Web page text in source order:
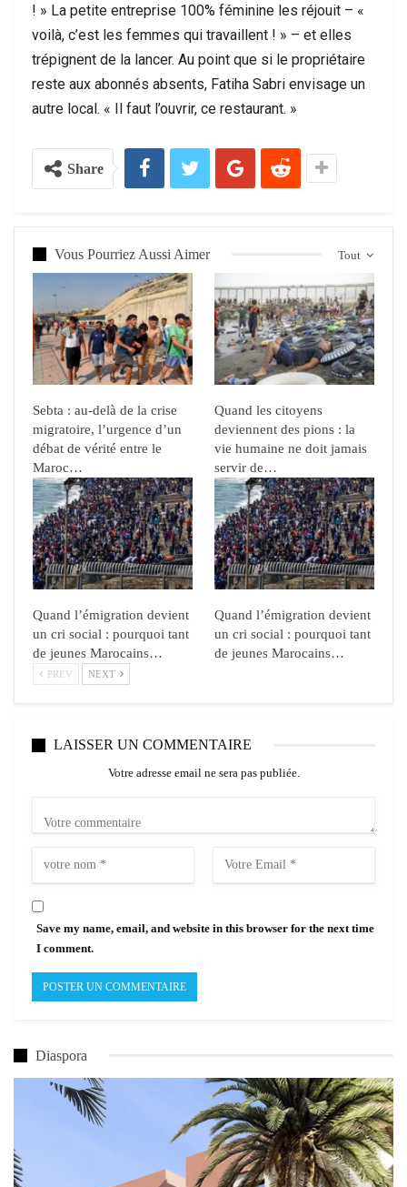
! » La petite entreprise 100% féminine les réjouit – «
voilà, c’est les femmes qui travaillent ! » – et elles
trépignent de la lancer. Au point que si le propriétaire
reste aux abonnés absents, Fatiha Sabri envisage un
autre local. « Il faut l’ouvrir, ce restaurant. »
Share
Tout
Vous Pourriez Aussi Aimer
Sebta : au-delà de la crise
migratoire, l’urgence d’un
débat de vérité entre le
Maroc…
Quand les citoyens
deviennent des pions : la
vie humaine ne doit jamais
servir de…
Quand l’émigration devient
un cri social : pourquoi tant
de jeunes Marocains…
Quand l’émigration devient
un cri social : pourquoi tant
de jeunes Marocains…
PREV NEXT
LAISSER UN COMMENTAIRE
Votre adresse email ne sera pas publiée.
Save my name, email, and website in this browser for the next time
I comment.
Diaspora